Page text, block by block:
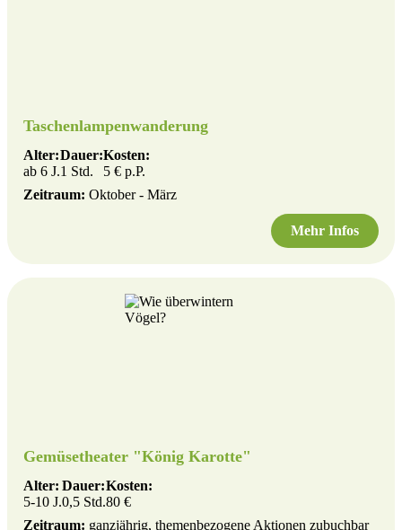
Taschenlampenwanderung
Alter:
ab 6 J.
Dauer:
1 Std.
Kosten:
5 € p.P.
Zeitraum: Oktober - März
Mehr Infos
Gemüsetheater "König Karotte"
Alter:
5-10 J.
Dauer:
0,5 Std.
Kosten:
80 €
Zeitraum: ganzjährig, themenbezogene Aktionen zubuchbar